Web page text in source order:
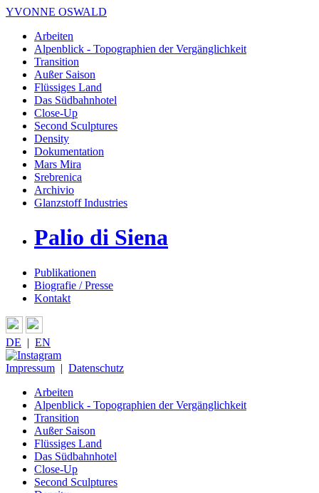
YVONNE OSWALD
Arbeiten
Alpenblick - Topographien der Vergänglichkeit
Transition
Außer Saison
Flüssiges Land
Das Südbahnhotel
Close-Up
Second Sculptures
Density
Dokumentation
Mars Mira
Srebrenica
Archivio
Glanzstoff Industries
Palio di Siena
Publikationen
Biografie / Presse
Kontakt
DE | EN
Impressum | Datenschutz
Arbeiten
Alpenblick - Topographien der Vergänglichkeit
Transition
Außer Saison
Flüssiges Land
Das Südbahnhotel
Close-Up
Second Sculptures